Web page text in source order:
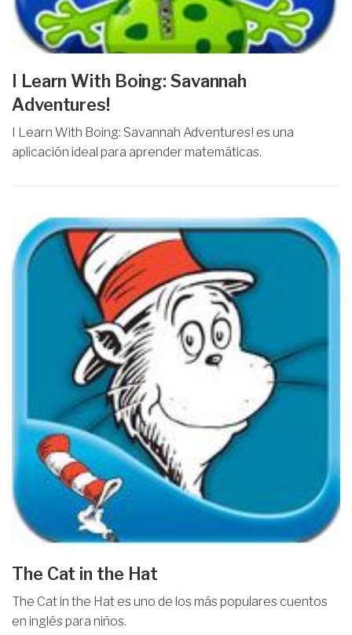
I Learn With Boing: Savannah
Adventures!
I Learn With Boing: Savannah Adventures! es una
aplicación ideal para aprender matemáticas.
The Cat in the Hat
The Cat in the Hat es uno de los más populares cuentos
en inglés para niños.